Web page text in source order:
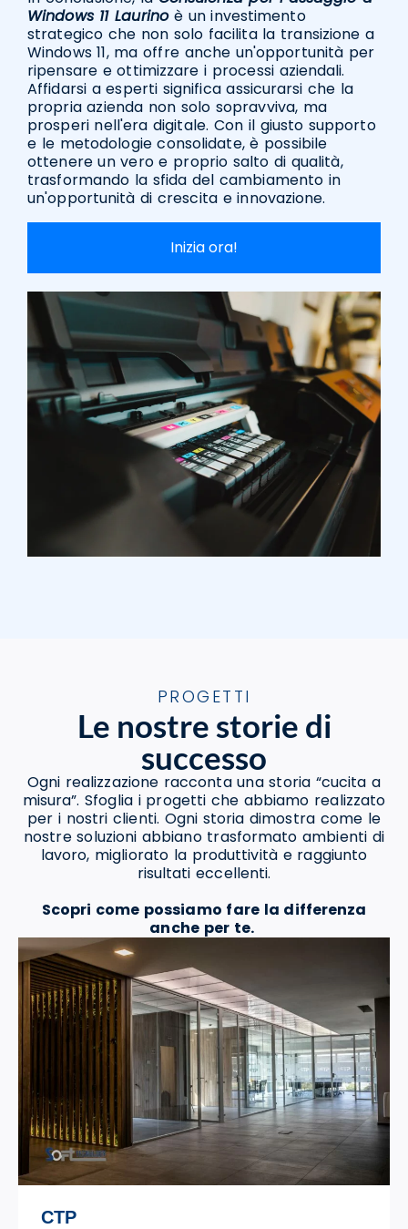
Windows 11 Laurinoè un investimento
strategico che non solo facilita la transizione a
Windows 11, ma offre anche un'opportunità per
ripensare e ottimizzare i processi aziendali.
Affidarsi a esperti significa assicurarsi che la
propria azienda non solo sopravviva, ma
prosperi nell'era digitale. Con il giusto supporto
e le metodologie consolidate, è possibile
ottenere un vero e proprio salto di qualità,
trasformando la sfida del cambiamento in
un'opportunità di crescita e innovazione.
Inizia ora!
PROGETTI
Le nostre storie di
successo
Ogni realizzazione racconta una storia “cucita a
misura”. Sfoglia i progetti che abbiamo realizzato
per i nostri clienti. Ogni storia dimostra come le
nostre soluzioni abbiano trasformato ambienti di
lavoro, migliorato la produttività e raggiunto
risultati eccellenti.
Scopri come possiamo fare la differenza
anche per te.
STILE TV